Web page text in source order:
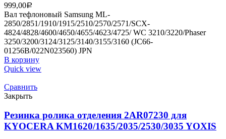
999,00Р
Вал тефлоновый Samsung ML-
2850/2851/1910/1915/2510/2570/2571/SCX-
4824/4828/4600/4650/4655/4623/4725/ WC 3210/3220/Phaser
3250/3200/3124/3125/3140/3155/3160 (JC66-
01256B/022N023560) JPN
В корзину
Quick view
Сравнить
Закрыть
Резинка ролика отделения 2AR07230 для
KYOCERA KM1620/1635/2035/2530/3035 YOXIS